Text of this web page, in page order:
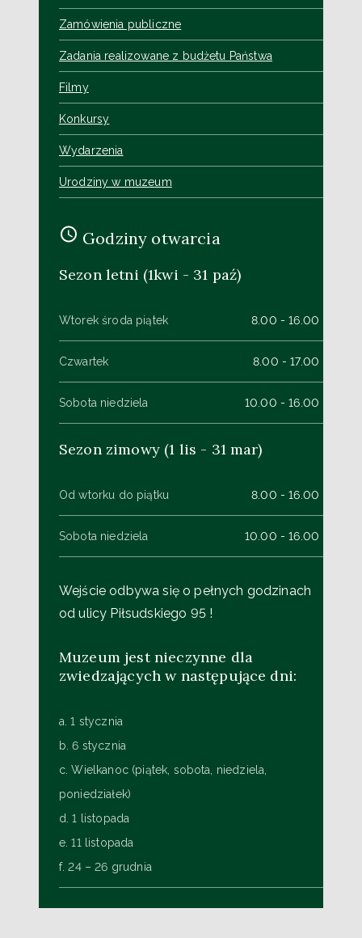
Zamówienia publiczne
Zadania realizowane z budżetu Państwa
Filmy
Konkursy
Wydarzenia
Urodziny w muzeum
Godziny otwarcia
Sezon letni (1kwi - 31 paź)
Wtorek środa piątek 8.00 - 16.00
Czwartek 8.00 - 17.00
Sobota niedziela 10.00 - 16.00
Sezon zimowy (1 lis - 31 mar)
Od wtorku do piątku 8.00 - 16.00
Sobota niedziela 10.00 - 16.00
Wejście odbywa się o pełnych godzinach
od ulicy Piłsudskiego 95 !
Muzeum jest nieczynne dla
zwiedzających w następujące dni:
a. 1 stycznia
b. 6 stycznia
c. Wielkanoc (piątek, sobota, niedziela,
poniedziałek)
d. 1 listopada
e. 11 listopada
f. 24 – 26 grudnia